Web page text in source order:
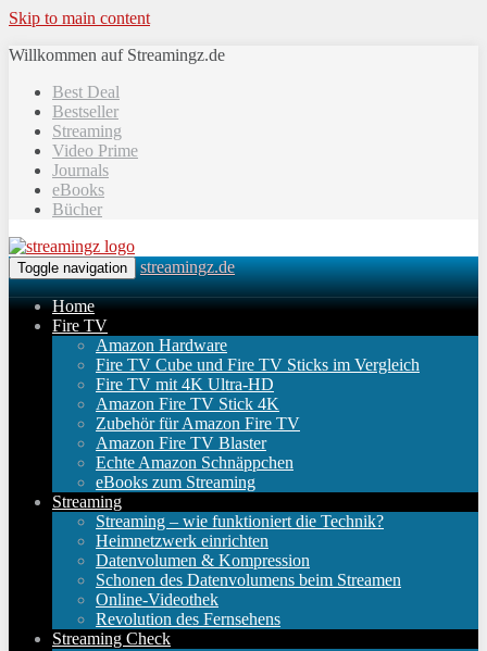
Skip to main content
Willkommen auf Streamingz.de
Best Deal
Bestseller
Streaming
Video Prime
Journals
eBooks
Bücher
Toggle navigation streamingz.de
Home
Fire TV
Amazon Hardware
Fire TV Cube und Fire TV Sticks im Vergleich
Fire TV mit 4K Ultra-HD
Amazon Fire TV Stick 4K
Zubehör für Amazon Fire TV
Amazon Fire TV Blaster
Echte Amazon Schnäppchen
eBooks zum Streaming
Streaming
Streaming – wie funktioniert die Technik?
Heimnetzwerk einrichten
Datenvolumen & Kompression
Schonen des Datenvolumens beim Streamen
Online-Videothek
Revolution des Fernsehens
Streaming Check